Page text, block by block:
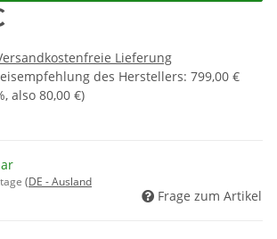
Lieferung
des Herstellers: 799,00 €
, also 80,00 €)
(DE - Ausland
Frage zum Artikel